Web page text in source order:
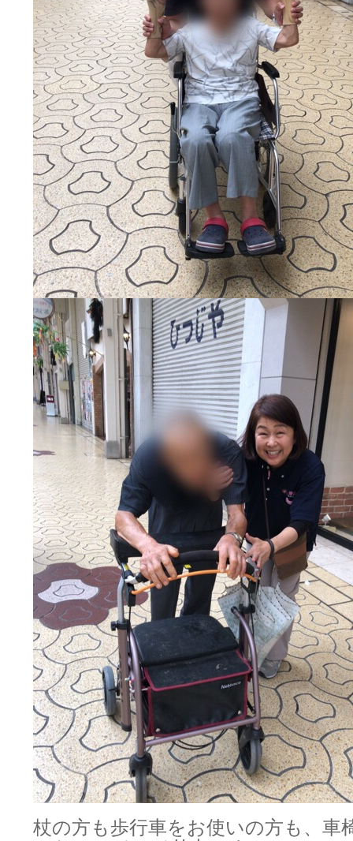
杖の方も歩行車をお使いの方も、車